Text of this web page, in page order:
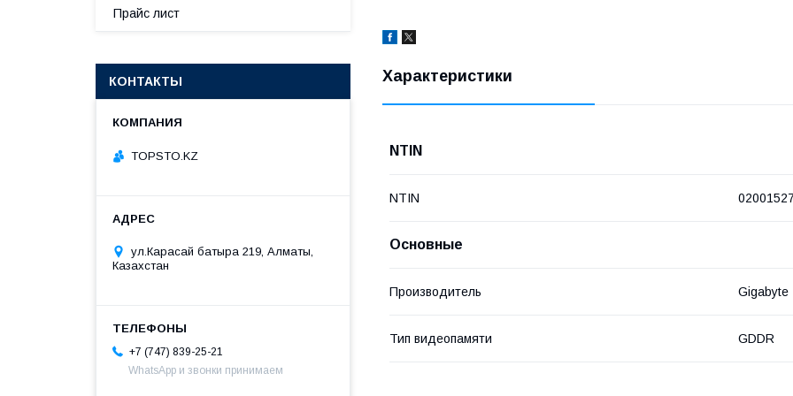
Характеристики
NTIN
NTIN
Основные
Производитель Gigabyte
Тип видеопамяти GDDR
Прайс лист
КОНТАКТЫ
TOPSTO.KZ
ул.Карасай батыра 219, Алматы,
Казахстан
+7 (747) 839-25-21
WhatsApp и звонки принимаем